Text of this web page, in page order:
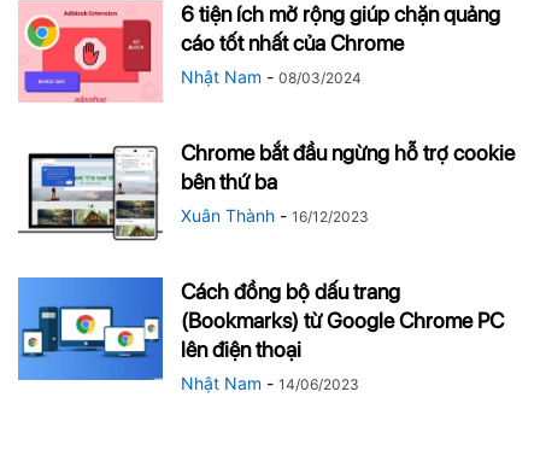
6 tiện ích mở rộng giúp chặn quảng
cáo tốt nhất của Chrome
Nhật Nam - 08/03/2024
Chrome bắt đầu ngừng hỗ trợ cookie
bên thứ ba
Xuân Thành - 16/12/2023
Cách đồng bộ dấu trang
(Bookmarks) từ Google Chrome PC
lên điện thoại
Nhật Nam - 14/06/2023